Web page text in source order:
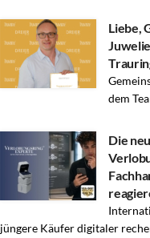
Liebe,
dem
Die
jüngere Käufer digitaler